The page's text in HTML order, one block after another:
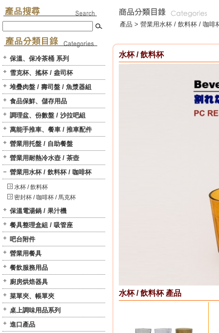
保溫、保冷茶桶 系列
雪克杯、搖杯 / 盎司杯
堆疊肉盤 / 壽司盤 / 魚漿器組
食品保鮮、儲存用品
調理盆、份數盤 / 沙拉吧組
萬能手推車、餐車 / 推車配件
營業用托盤 / 自助餐盤
營業用耐熱冷水壺 / 茶壺
營業用水杯 / 飲料杯 / 咖啡杯
水杯 / 飲料杯
密封杯 / 咖啡杯 / 馬克杯
保溫電湯鍋 / 果汁機
餐具整理盒組 / 吸管座
吧台附件
營業用餐具
餐飲服務用品
廚房烘焙器具
菜單夾、帳單夾
桌上調味用品系列
進口產品
產品 > 營業用水杯 / 飲料杯 / 咖啡
水杯 / 飲料杯
水杯 / 飲料杯 產品